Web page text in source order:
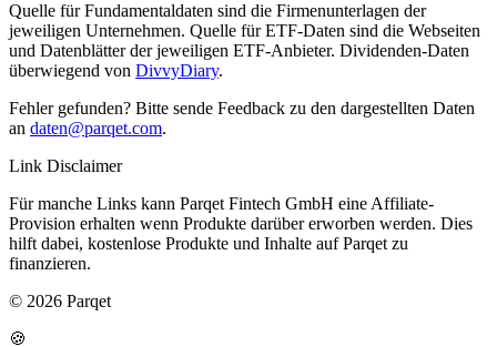
Quelle für Fundamentaldaten sind die Firmenunterlagen der
jeweiligen Unternehmen. Quelle für ETF-Daten sind die Webseiten
und Datenblätter der jeweiligen ETF-Anbieter. Dividenden-Daten
überwiegend von DivvyDiary.
Fehler gefunden? Bitte sende Feedback zu den dargestellten Daten
an daten@parqet.com.
Link Disclaimer
Für manche Links kann Parqet Fintech GmbH eine Affiliate-
Provision erhalten wenn Produkte darüber erworben werden. Dies
hilft dabei, kostenlose Produkte und Inhalte auf Parqet zu
finanzieren.
© 2026 Parqet
🍪